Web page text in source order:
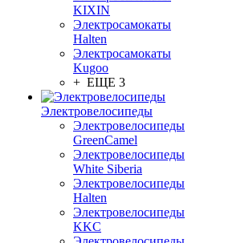
KIXIN
Электросамокаты
Halten
Электросамокаты
Kugoo
+ ЕЩЕ 3
Электровелосипеды
Электровелосипеды
GreenCamel
Электровелосипеды
White Siberia
Электровелосипеды
Halten
Электровелосипеды
KKC